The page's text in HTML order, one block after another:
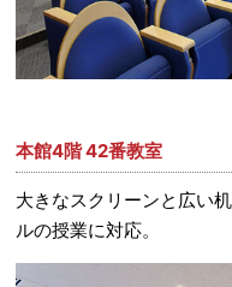
本館4階 42番教室
大きなスクリーンと広い
ルの授業に対応。